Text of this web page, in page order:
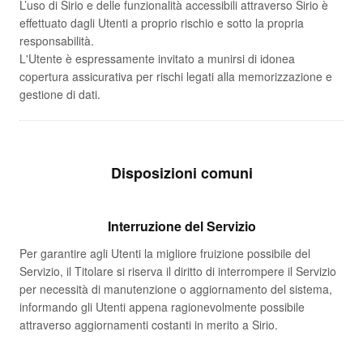
L’uso di Sirio e delle funzionalità accessibili attraverso Sirio è
effettuato dagli Utenti a proprio rischio e sotto la propria
responsabilità.
L'Utente è espressamente invitato a munirsi di idonea
copertura assicurativa per rischi legati alla memorizzazione e
gestione di dati.
Disposizioni comuni
Interruzione del Servizio
Per garantire agli Utenti la migliore fruizione possibile del
Servizio, il Titolare si riserva il diritto di interrompere il Servizio
per necessità di manutenzione o aggiornamento del sistema,
informando gli Utenti appena ragionevolmente possibile
attraverso aggiornamenti costanti in merito a Sirio.